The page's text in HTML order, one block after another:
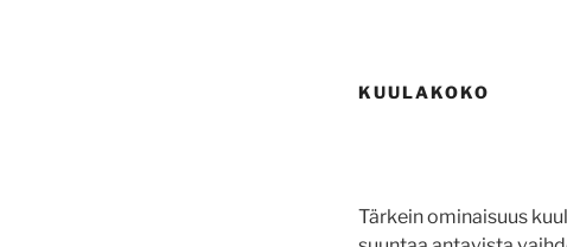
KUULAKOKO
Tärkein ominaisuus